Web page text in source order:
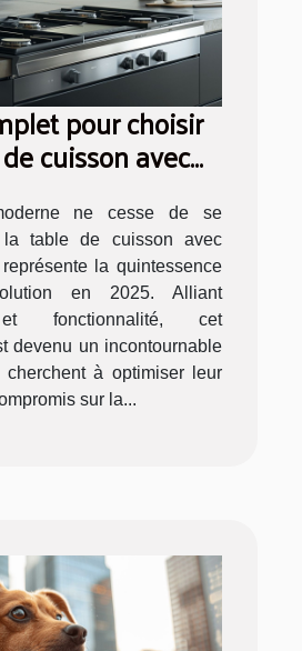
pour choisir
cuisson avec
ne cesse de se
la table de cuisson avec
la quintessence
en 2025. Alliant
fonctionnalité, cet
devenu un incontournable
à optimiser leur
sur la...